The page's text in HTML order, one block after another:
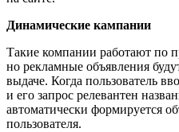
Динамические кампании
Такие компании работают по
но рекламные объявления
выдаче. Когда пользователь
и его запрос релевантен
автоматически формируется
пользователя.